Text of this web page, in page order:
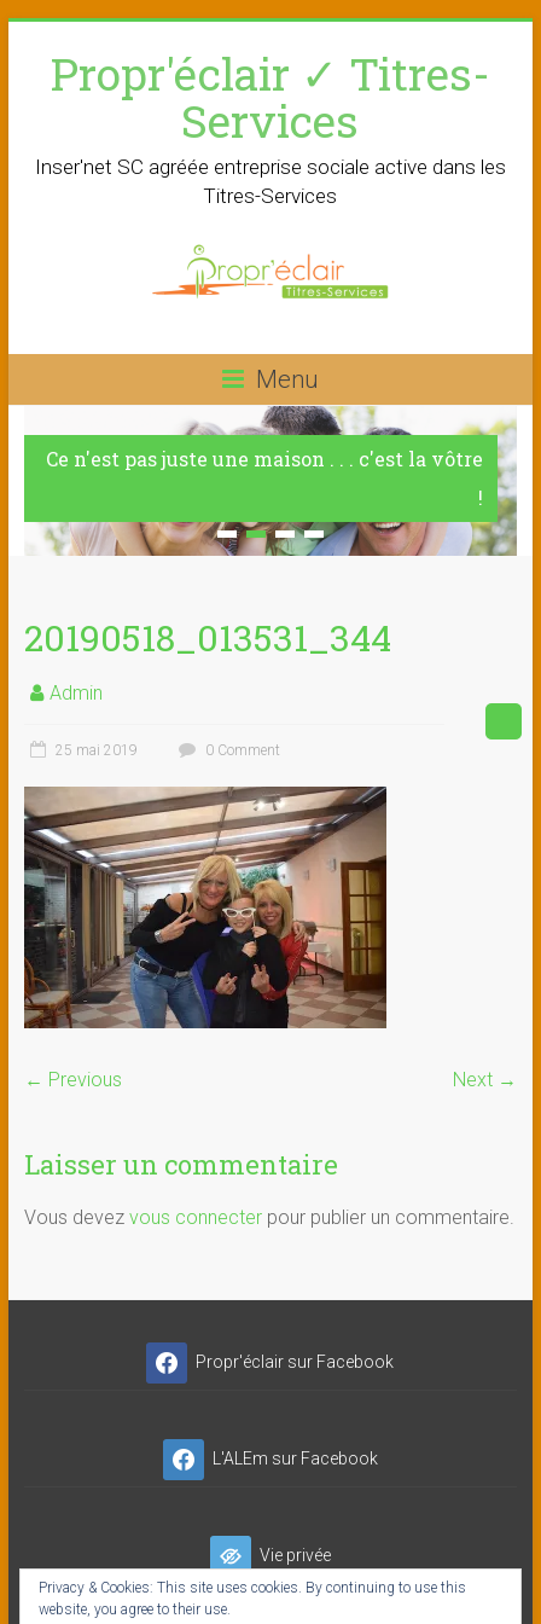
contentPropr'éclair ✓ Titres-
Services
Inser'net SC agréée entreprise sociale active dans les
Titres-Services
Menu
Ce n'est pas juste une maison . . . c'est la vôtre
!
20190518_013531_344
Admin
25 mai 2019 0 Comment
← Previous Next →
Laisser un commentaire
Vous devez vous connecterpour publier un commentaire.
Propr'éclair sur Facebook
L'ALEm sur Facebook
Vie privée
Privacy & Cookies: This site uses cookies. By continuing to use this
website, you agree to their use.